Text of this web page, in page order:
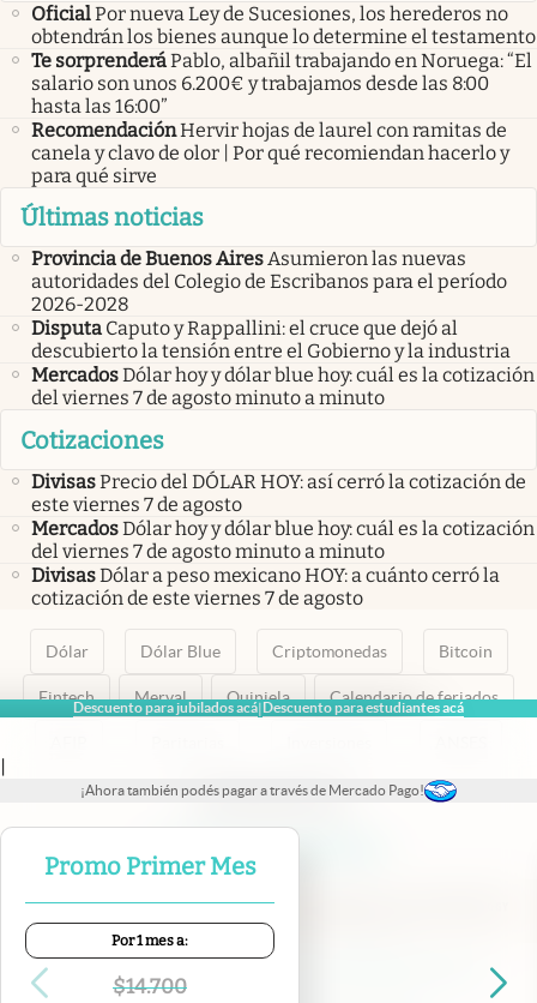
Descuento para jubilados acá|Descuento para estudiantes acá
|
¡Ahora también podés pagar a través de Mercado Pago!
Promo Primer Mes
Por 1 mes a:
$14.700
OficialPor nueva Ley de Sucesiones, los herederos no
obtendrán los bienes aunque lo determine el testamento
Te sorprenderáPablo, albañil trabajando en Noruega: “El
salario son unos 6.200€ y trabajamos desde las 8:00
hasta las 16:00”
RecomendaciónHervir hojas de laurel con ramitas de
canela y clavo de olor | Por qué recomiendan hacerlo y
para qué sirve
Últimas noticias
Provincia de Buenos AiresAsumieron las nuevas
autoridades del Colegio de Escribanos para el período
2026-2028
Disputa Caputo y Rappallini: el cruce que dejó al
descubierto la tensión entre el Gobierno y la industria
MercadosDólar hoy y dólar blue hoy: cuál es la cotización
del viernes 7 de agosto minuto a minuto
Cotizaciones
DivisasPrecio del DÓLAR HOY: así cerró la cotización de
este viernes 7 de agosto
MercadosDólar hoy y dólar blue hoy: cuál es la cotización
del viernes 7 de agosto minuto a minuto
DivisasDólar a peso mexicano HOY: a cuánto cerró la
cotización de este viernes 7 de agosto
Dólar Dólar Blue Criptomonedas Bitcoin
Fintech Merval Quiniela Calendario de feriados
abre en nueva pestaña
abre en nueva pestaña
abre en nueva pestaña
abre en nueva pestaña
abre en nueva pestaña